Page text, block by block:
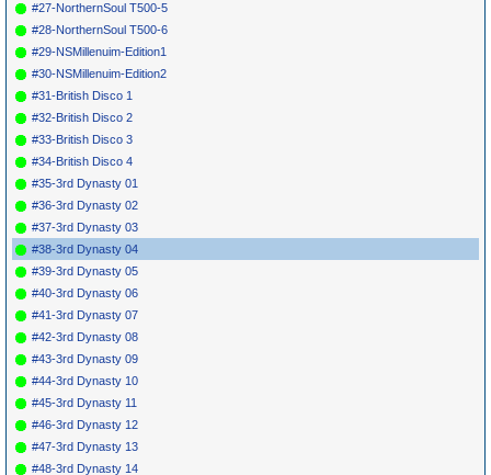
#27-NorthernSoul T500-5
#28-NorthernSoul T500-6
#29-NSMillenuim-Edition1
#30-NSMillenuim-Edition2
#31-British Disco 1
#32-British Disco 2
#33-British Disco 3
#34-British Disco 4
#35-3rd Dynasty 01
#36-3rd Dynasty 02
#37-3rd Dynasty 03
#38-3rd Dynasty 04
#39-3rd Dynasty 05
#40-3rd Dynasty 06
#41-3rd Dynasty 07
#42-3rd Dynasty 08
#43-3rd Dynasty 09
#44-3rd Dynasty 10
#45-3rd Dynasty 11
#46-3rd Dynasty 12
#47-3rd Dynasty 13
#48-3rd Dynasty 14